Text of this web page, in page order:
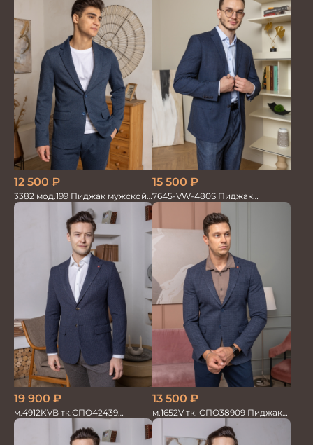
12 500 ₽
3382 мод.199 Пиджак мужской
син.меланж трикотаж
15 500 ₽
7645-VW-480S Пиджак
мужской трикотажный
19 900 ₽
м.4912KVB тк.СПО42439
Пиджак мужской
13 500 ₽
м.1652V тк. СПО38909 Пиджак
мужской трикотажный